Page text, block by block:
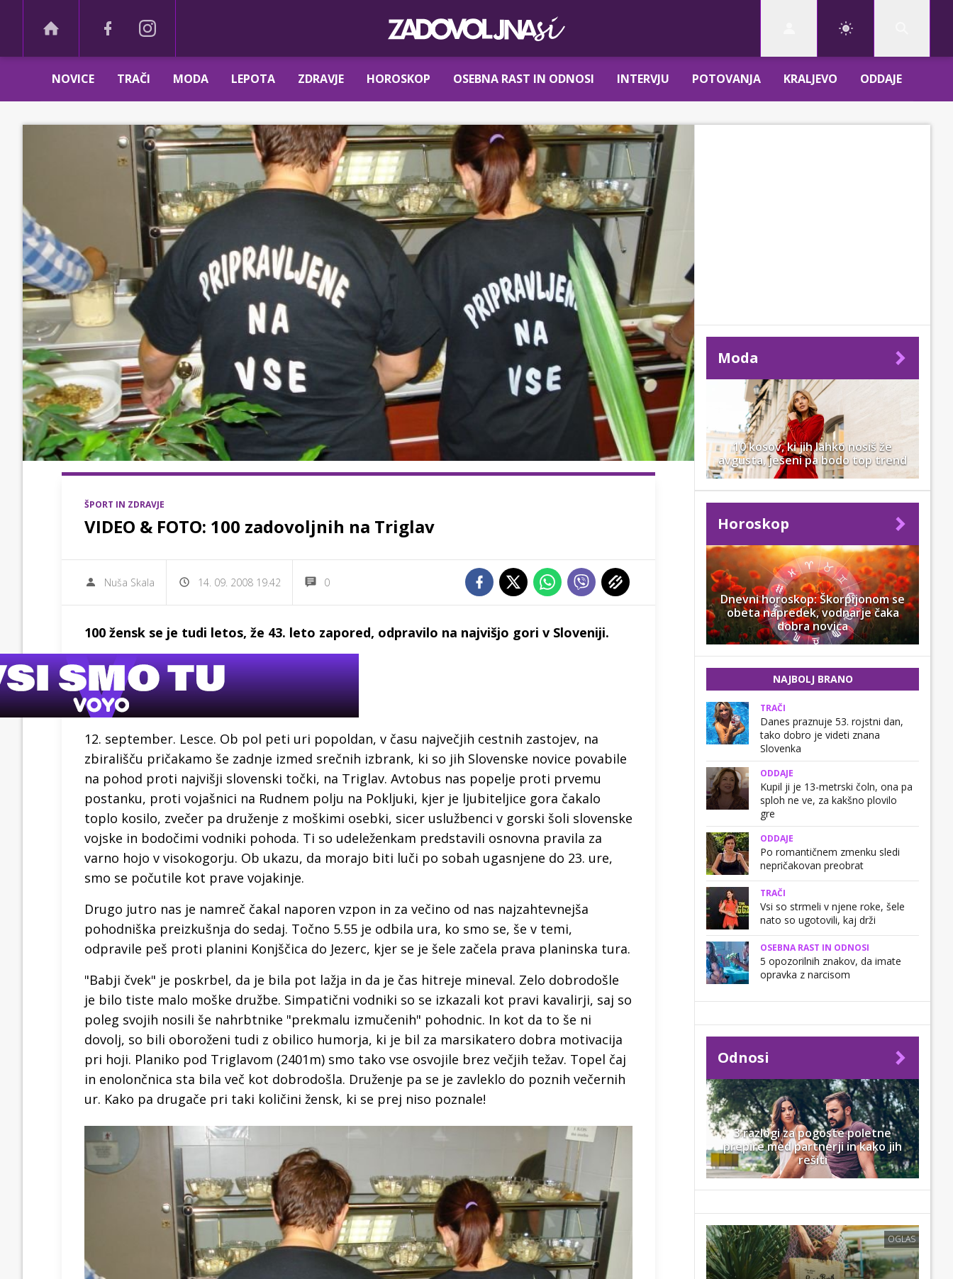
NOVICE TRAČI MODA LEPOTA ZDRAVJE HOROSKOP OSEBNA RAST IN ODNOSI INTERVJU POTOVANJA KRALJEVO ODDAJE
ŠPORT IN ZDRAVJE
VIDEO & FOTO: 100 zadovoljnih na Triglav
Nuša Skala 14. 09. 2008 19.42 0
100 žensk se je tudi letos, že 43. leto zapored, odpravilo na najvišjo gori v Sloveniji.
12. september. Lesce. Ob pol peti uri popoldan, v času največjih cestnih zastojev, na
zbirališču pričakamo še zadnje izmed srečnih izbrank, ki so jih Slovenske novice povabile
na pohod proti najvišji slovenski točki, na Triglav. Avtobus nas popelje proti prvemu
postanku, proti vojašnici na Rudnem polju na Pokljuki, kjer je ljubiteljice gora čakalo
toplo kosilo, zvečer pa druženje z moškimi osebki, sicer uslužbenci v gorski šoli slovenske
vojske in bodočimi vodniki pohoda. Ti so udeleženkam predstavili osnovna pravila za
varno hojo v visokogorju. Ob ukazu, da morajo biti luči po sobah ugasnjene do 23. ure,
smo se počutile kot prave vojakinje.
Drugo jutro nas je namreč čakal naporen vzpon in za večino od nas najzahtevnejša
pohodniška preizkušnja do sedaj. Točno 5.55 je odbila ura, ko smo se, še v temi,
odpravile peš proti planini Konjščica do Jezerc, kjer se je šele začela prava planinska tura.
"Babji čvek" je poskrbel, da je bila pot lažja in da je čas hitreje mineval. Zelo dobrodošle
je bilo tiste malo moške družbe. Simpatični vodniki so se izkazali kot pravi kavalirji, saj so
poleg svojih nosili še nahrbtnike "prekmalu izmučenih" pohodnic. In kot da to še ni
dovolj, so bili oboroženi tudi z obilico humorja, ki je bil za marsikatero dobra motivacija
pri hoji. Planiko pod Triglavom (2401m) smo tako vse osvojile brez večjih težav. Topel čaj
in enolončnica sta bila več kot dobrodošla. Druženje pa se je zavleklo do poznih večernih
ur. Kako pa drugače pri taki količini žensk, ki se prej niso poznale!
Moda
10 kosov, ki jih lahko nosiš že
avgusta, jeseni pa bodo top trend
Horoskop
Dnevni horoskop: Škorpijonom se
obeta napredek, vodnarje čaka
dobra novica
NAJBOLJ BRANO
TRAČI
Danes praznuje 53. rojstni dan,
tako dobro je videti znana
Slovenka
ODDAJE
Kupil ji je 13-metrski čoln, ona pa
sploh ne ve, za kakšno plovilo
gre
ODDAJE
Po romantičnem zmenku sledi
nepričakovan preobrat
TRAČI
Vsi so strmeli v njene roke, šele
nato so ugotovili, kaj drži
OSEBNA RAST IN ODNOSI
5 opozorilnih znakov, da imate
opravka z narcisom
Odnosi
3 razlogi za pogoste poletne
prepire med partnerji in kako jih
rešiti
OGLAS